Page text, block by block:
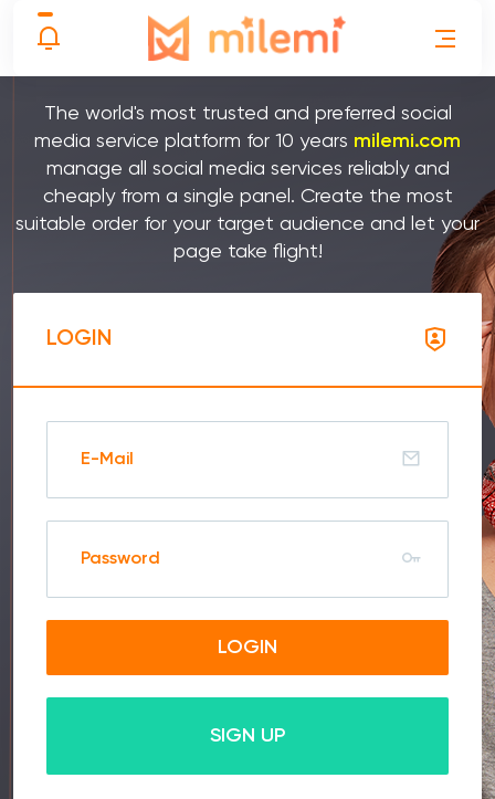
Social Media Panel
The world's most trusted and preferred social
media service platform for 10 years milemi.com
manage all social media services reliably and
cheaply from a single panel. Create the most
suitable order for your target audience and let your
page take flight!
LOGIN
LOGIN
SIGN UP